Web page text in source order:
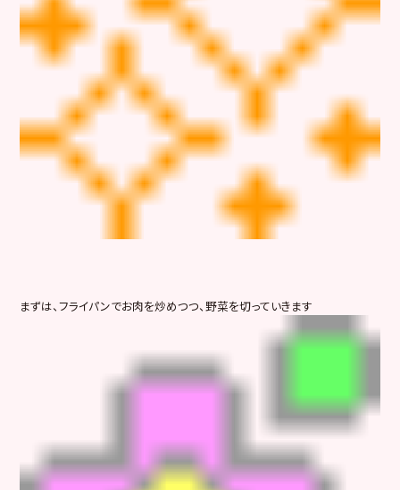
まずは、フライパンでお肉を炒めつつ、野菜を切っていきます